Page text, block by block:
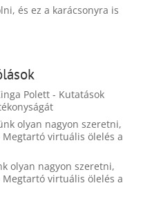
és ez a karácsonyra is
Polett- Kutatások
olyan nagyon szeretni,
virtuális ölelés a
olyan nagyon szeretni,
virtuális ölelés a